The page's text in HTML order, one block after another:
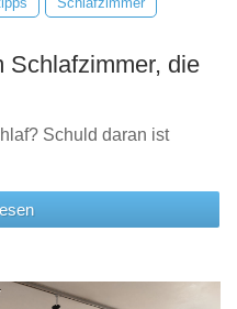
Schlafzimmer, die
Schuld daran ist